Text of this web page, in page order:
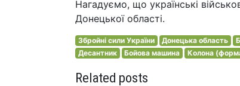
Нагадуємо, що українські
Донецької області.
Збройні сили України Донецька область
Десантник
Бойова машина Колона
Related posts